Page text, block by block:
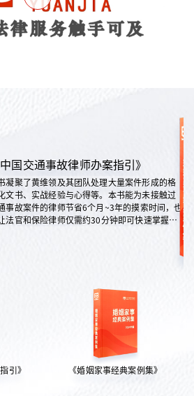
中国交通事故律师办案指引》
凝聚了黄维领及其团队处理大量案件形成的格
文书、实战经验与心得等。本书能为未接触过
事故案件的律师节省6个月~3年的摸索时间，也
法官和保险律师仅需约30分钟即可快速掌握案
引》 《婚姻家事经典案例集》